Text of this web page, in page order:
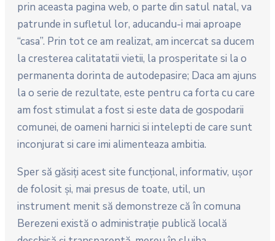
prin aceasta pagina web, o parte din satul natal, va
patrunde in sufletul lor, aducandu-i mai aproape
“casa”. Prin tot ce am realizat, am incercat sa ducem
la cresterea calitatatii vietii, la prosperitate si la o
permanenta dorinta de autodepasire; Daca am ajuns
la o serie de rezultate, este pentru ca forta cu care
am fost stimulat a fost si este data de gospodarii
comunei, de oameni harnici si intelepti de care sunt
inconjurat si care imi alimenteaza ambitia.
Sper să găsiţi acest site funcţional, informativ, uşor
de folosit şi, mai presus de toate, util, un
instrument menit să demonstreze că în comuna
Berezeni există o administraţie publică locală